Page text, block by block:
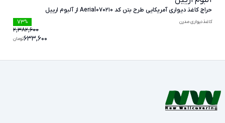
حراج کاغذ دیواری آمریکایی طرح بتن کد Aerial070210 از آلبوم ارییل
کاغذدیواری مدرن %
73
2,382,600
تومان633,600